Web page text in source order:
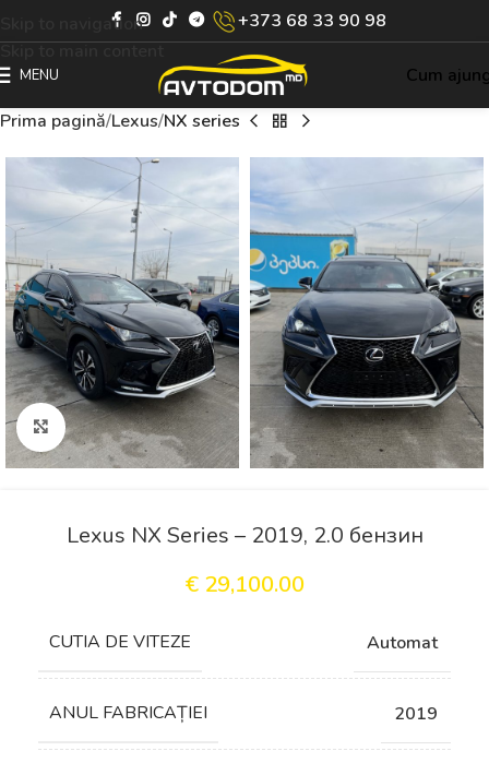
Skip to navigation
+373 68 33 90 98
MENU
Cum
Prima pagină Lexus NX series
Click to enlarge
Lexus NX Series – 2019, 2.0 бензин
€ 29,100.00
СUTIA DE VITEZE Automat
ANUL FABRICAȚIEI 2019